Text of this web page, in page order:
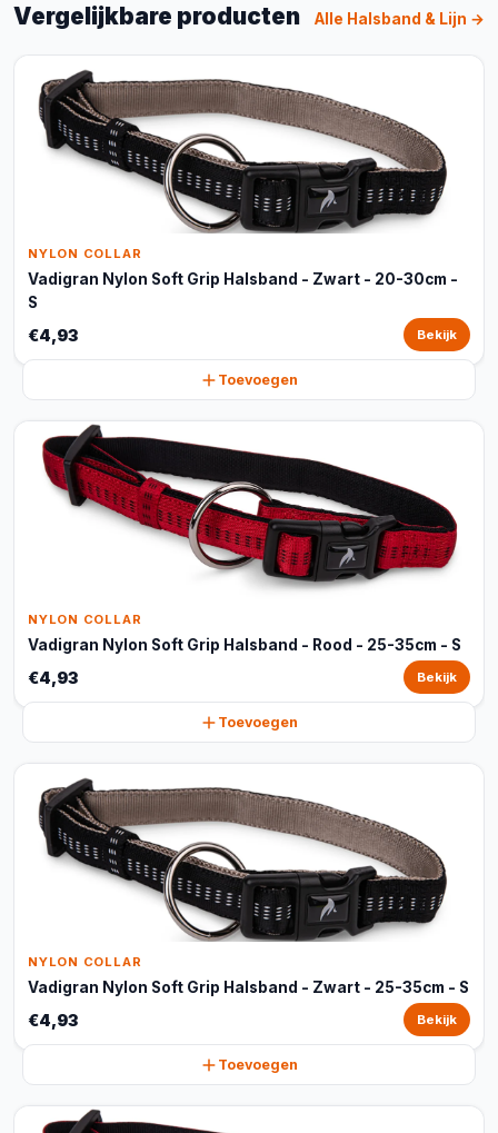
Vergelijkbare producten Alle Halsband & Lijn →
NYLON COLLAR
Vadigran Nylon Soft Grip Halsband - Zwart - 20-30cm -
S
€4,93 Bekijk
Toevoegen
NYLON COLLAR
Vadigran Nylon Soft Grip Halsband - Rood - 25-35cm - S
€4,93 Bekijk
Toevoegen
NYLON COLLAR
Vadigran Nylon Soft Grip Halsband - Zwart - 25-35cm - S
€4,93 Bekijk
Toevoegen